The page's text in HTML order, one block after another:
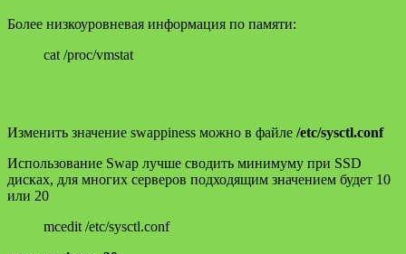
Более низкоуровневая информация по памяти:
cat /proc/vmstat
Изменить значение swappiness можно в файле /etc/sysctl.conf
Использование Swap лучше сводить минимуму при SSD
дисках, для многих серверов подходящим значением будет 10
или 20
mcedit /etc/sysctl.conf